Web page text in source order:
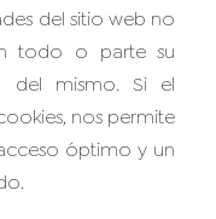
del sitio web no
todo o parte su
del mismo. Si el
nos permite
óptimo y un